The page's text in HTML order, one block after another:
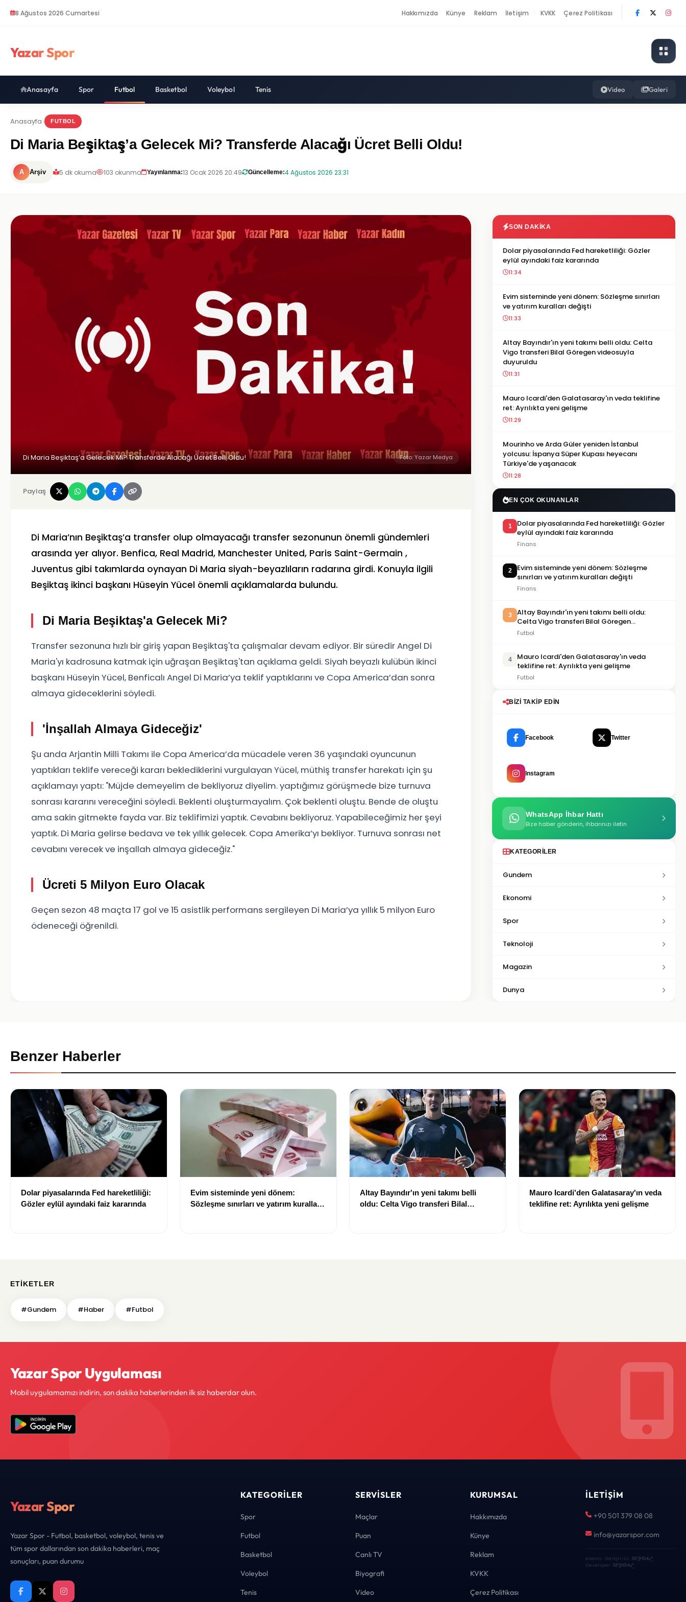
8 Ağustos 2026 Cumartesi Hakkımızda Künye Reklam İletişim KVKK Çerez Politikası
Yazar Spor
Anasayfa Spor Futbol Basketbol Voleybol Tenis Video Galeri
Anasayfa FUTBOL
Di Maria Beşiktaş’a Gelecek Mi? Transferde Alacağı Ücret Belli Oldu!
A Arşiv 5 dk okuma 103 okunma Yayınlanma:13 Ocak 2026 20:49 Güncelleme:4 Ağustos 2026 23:31
Di Maria Beşiktaş’a Gelecek Mi? Transferde Alacağı Ücret Belli Oldu! Foto: Yazar Medya
Paylaş
Di Maria’nın Beşiktaş’a transfer olup olmayacağı transfer sezonunun önemli gündemleri
arasında yer alıyor. Benfica, Real Madrid, Manchester United, Paris Saint-Germain ,
Juventus gibi takımlarda oynayan Di Maria siyah-beyazlıların radarına girdi. Konuyla ilgili
Beşiktaş ikinci başkanı Hüseyin Yücel önemli açıklamalarda bulundu.
Di Maria Beşiktaş'a Gelecek Mi?
Transfer sezonuna hızlı bir giriş yapan Beşiktaş'ta çalışmalar devam ediyor. Bir süredir Angel Di
Maria'yı kadrosuna katmak için uğraşan Beşiktaş'tan açıklama geldi. Siyah beyazlı kulübün ikinci
başkanı Hüseyin Yücel, Benficalı Angel Di Maria’ya teklif yaptıklarını ve Copa America’dan sonra
almaya gideceklerini söyledi.
'İnşallah Almaya Gideceğiz'
Şu anda Arjantin Milli Takımı ile Copa America’da mücadele veren 36 yaşındaki oyuncunun
yaptıkları teklife vereceği kararı beklediklerini vurgulayan Yücel, müthiş transfer harekatı için şu
açıklamayı yaptı: "Müjde demeyelim de bekliyoruz diyelim. yaptığımız görüşmede bize turnuva
sonrası kararını vereceğini söyledi. Beklenti oluşturmayalım. Çok beklenti oluştu. Bende de oluştu
ama sakin gitmekte fayda var. Biz teklifimizi yaptık. Cevabını bekliyoruz. Yapabileceğimiz her şeyi
yaptık. Di Maria gelirse bedava ve tek yıllık gelecek. Copa Amerika’yı bekliyor. Turnuva sonrası net
cevabını verecek ve inşallah almaya gideceğiz."
Ücreti 5 Milyon Euro Olacak
Geçen sezon 48 maçta 17 gol ve 15 asistlik performans sergileyen Di Maria’ya yıllık 5 milyon Euro
ödeneceği öğrenildi.
SON DAKIKA
Dolar piyasalarında Fed hareketliliği: Gözler
eylül ayındaki faiz kararında
11:34
Evim sisteminde yeni dönem: Sözleşme sınırları
ve yatırım kuralları değişti
11:33
Altay Bayındır'ın yeni takımı belli oldu: Celta
Vigo transferi Bilal Göregen videosuyla
duyuruldu
11:31
Mauro Icardi'den Galatasaray'ın veda teklifine
ret: Ayrılıkta yeni gelişme
11:29
Mourinho ve Arda Güler yeniden İstanbul
yolcusu: İspanya Süper Kupası heyecanı
Türkiye'de yaşanacak
11:28
EN ÇOK OKUNANLAR
1
Dolar piyasalarında Fed hareketliliği: Gözler
eylül ayındaki faiz kararında
Finans
2
Evim sisteminde yeni dönem: Sözleşme
sınırları ve yatırım kuralları değişti
Finans
3
Altay Bayındır'ın yeni takımı belli oldu:
Celta Vigo transferi Bilal Göregen
videosuyla duyuruldu
Futbol
4
Mauro Icardi'den Galatasaray'ın veda
teklifine ret: Ayrılıkta yeni gelişme
Futbol
BIZI TAKIP EDIN
Facebook Twitter
Instagram
WhatsApp İhbar Hattı
Bize haber gönderin, ihbarınızı iletin
KATEGORILER
Gundem
Ekonomi
Spor
Teknoloji
Magazin
Dunya
Benzer Haberler
Dolar piyasalarında Fed hareketliliği:
Gözler eylül ayındaki faiz kararında
Evim sisteminde yeni dönem:
Sözleşme sınırları ve yatırım kuralları
Altay Bayındır'ın yeni takımı belli
oldu: Celta Vigo transferi Bilal
Mauro Icardi'den Galatasaray'ın veda
teklifine ret: Ayrılıkta yeni gelişme
ETIKETLER
#Gundem #Haber #Futbol
Yazar Spor Uygulaması
Mobil uygulamamızı indirin, son dakika haberlerinden ilk siz haberdar olun.
Yazar Spor
Yazar Spor - Futbol, basketbol, voleybol, tenis ve
tüm spor dallarından son dakika haberleri, maç
sonuçları, puan durumu
KATEGORILER
Spor
Futbol
Basketbol
Voleybol
Tenis
SERVISLER
Maçlar
Puan
Canlı TV
Biyografi
Video
KURUMSAL
Hakkımızda
Künye
Reklam
KVKK
Çerez Politikası
İLETIŞIM
+90 501 379 08 08
info@yazarspor.com
eNews · Geliştirici KEYDAL·
Developer KEYDAL